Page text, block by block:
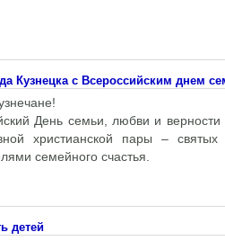
Кузнецка с Всероссийским днем
День семьи, любви и
христианской пары –
семейного счастья.
детей